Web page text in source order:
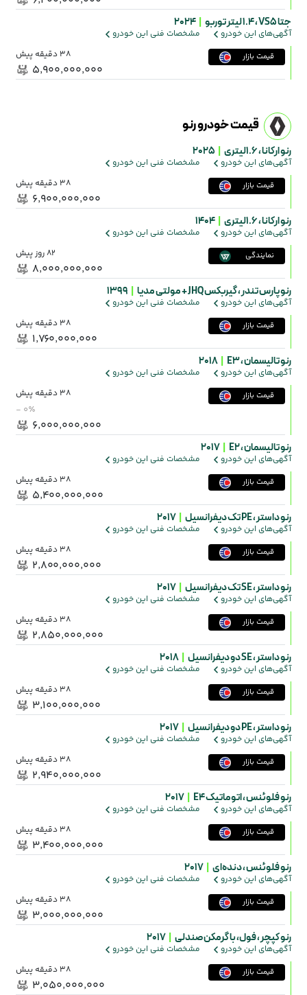
جتا VS5 ، 1.4 لیتر توربو 2024
آگهی‌های این خودرو مشخصات فنی این خودرو
قیمت بازار 38 دقیقه پیش
۵٬۹۰۰٬۰۰۰٬۰۰۰
قیمت خودرو رنو
رنو ارکانا ،1.6لیتری 2025
آگهی‌های این خودرو مشخصات فنی این خودرو
قیمت بازار 38 دقیقه پیش
۶٬۹۰۰٬۰۰۰٬۰۰۰
رنو ارکانا ،1.6لیتری 1404
آگهی‌های این خودرو مشخصات فنی این خودرو
نمایندگی 82 روز پیش
۸٬۰۰۰٬۰۰۰٬۰۰۰
رنو پارس تندر ،گیربکس JHQ + مولتی مدیا 1399
آگهی‌های این خودرو مشخصات فنی این خودرو
قیمت بازار 38 دقیقه پیش
۱٬۷۶۰٬۰۰۰٬۰۰۰
رنو تالیسمان ،E3
2018
آگهی‌های این خودرو مشخصات فنی این خودرو
قیمت بازار 38 دقیقه پیش
- ۰٪
۶٬۰۰۰٬۰۰۰٬۰۰۰
رنو تالیسمان ،E2
2017
آگهی‌های این خودرو مشخصات فنی این خودرو
قیمت بازار 38 دقیقه پیش
۵٬۴۰۰٬۰۰۰٬۰۰۰
رنو داستر ،PE تک دیفرانسیل 2017
آگهی‌های این خودرو مشخصات فنی این خودرو
قیمت بازار 38 دقیقه پیش
۲٬۸۰۰٬۰۰۰٬۰۰۰
رنو داستر ،SE تک دیفرانسیل 2017
آگهی‌های این خودرو مشخصات فنی این خودرو
قیمت بازار 38 دقیقه پیش
۲٬۸۵۰٬۰۰۰٬۰۰۰
رنو داستر ،SE دو دیفرانسیل 2018
آگهی‌های این خودرو مشخصات فنی این خودرو
قیمت بازار 38 دقیقه پیش
۳٬۱۰۰٬۰۰۰٬۰۰۰
رنو داستر ،PE دو دیفرانسیل 2017
آگهی‌های این خودرو مشخصات فنی این خودرو
قیمت بازار 38 دقیقه پیش
۲٬۹۴۰٬۰۰۰٬۰۰۰
رنو فلوئنس ،اتوماتیک E4 2017
آگهی‌های این خودرو مشخصات فنی این خودرو
قیمت بازار 38 دقیقه پیش
۳٬۴۰۰٬۰۰۰٬۰۰۰
رنو فلوئنس ،دنده‌ای 2017
آگهی‌های این خودرو مشخصات فنی این خودرو
قیمت بازار 38 دقیقه پیش
۳٬۰۰۰٬۰۰۰٬۰۰۰
رنو کپچر ،فول، با گرمکن صندلی 2017
آگهی‌های این خودرو مشخصات فنی این خودرو
قیمت بازار 38 دقیقه پیش
۳٬۰۵۰٬۰۰۰٬۰۰۰